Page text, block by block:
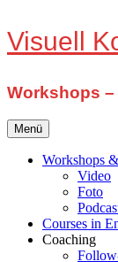
Zum
Inhalt
Visuell
Workshops
Menü
Workshops
Video
Foto
Courses in
Coaching